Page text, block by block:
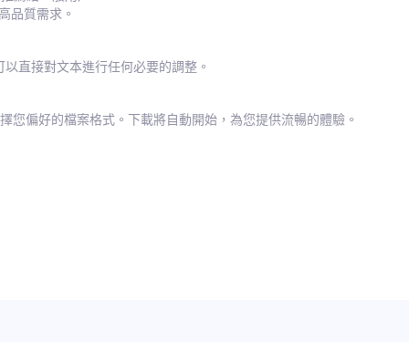
品質需求。
直接對文本進行任何必要的調整。
您偏好的檔案格式。下載將自動開始，為您提供流暢的體驗。